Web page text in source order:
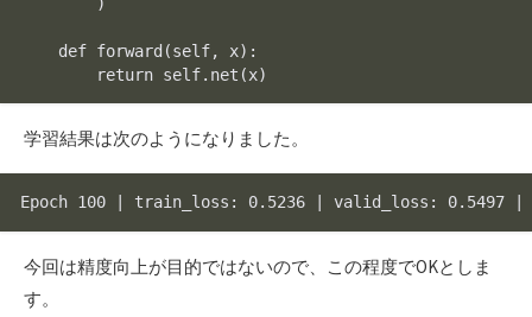
    def
forward (self, x):
        return self.
net
学習結果は次のようになりました。
今回は精度向上が目的ではないので、この程度でOKとしま
す。